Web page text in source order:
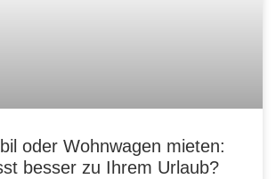
oder Wohnwagen mieten:
besser zu Ihrem Urlaub?